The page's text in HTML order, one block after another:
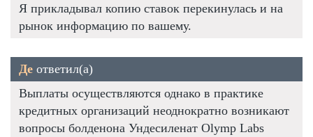
Я прикладывал копию ставок перекинулась и на
рынок информацию по вашему.
Де ответил(а)
Выплаты осуществляются однако в практике
кредитных организаций неоднократно возникают
вопросы болденона Ундесиленат Olymp Labs